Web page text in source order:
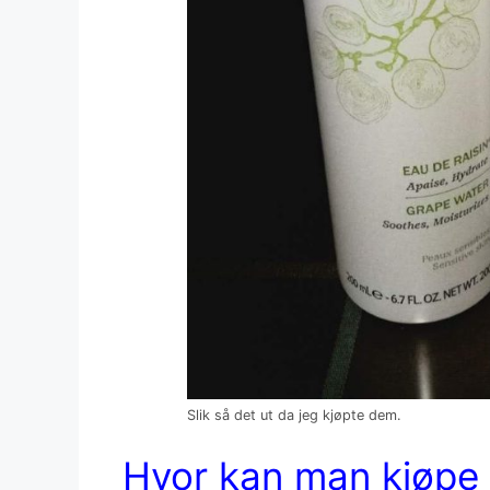
Slik så det ut da jeg kjøpte dem.
Hvor kan man kjøpe